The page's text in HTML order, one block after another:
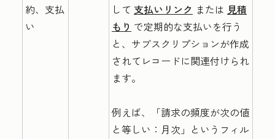
約、支払
い
して 支払いリンク または 見積
もり で定期的な支払いを行う
と、サブスクリプションが作成
されてレコードに関連付けられ
ます。
例えば、「請求の頻度が次の値
と等しい：月次」というフィル